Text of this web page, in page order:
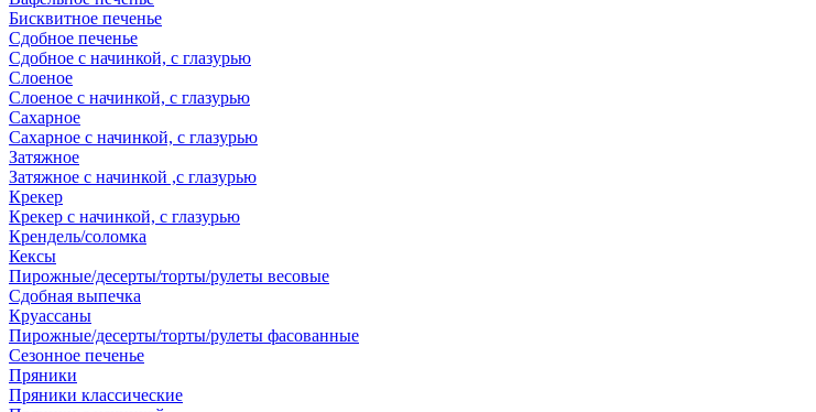
Бисквитное печенье
Сдобное печенье
Сдобное с начинкой, с глазурью
Слоеное
Слоеное с начинкой, с глазурью
Сахарное
Сахарное с начинкой, с глазурью
Затяжное
Затяжное с начинкой ,с глазурью
Крекер
Крекер с начинкой, с глазурью
Крендель/соломка
Кексы
Пирожные/десерты/торты/рулеты весовые
Сдобная выпечка
Круассаны
Пирожные/десерты/торты/рулеты фасованные
Сезонное печенье
Пряники
Пряники классические